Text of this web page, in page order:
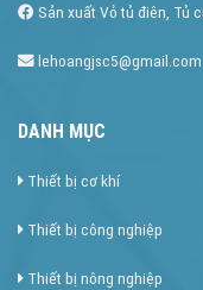
Sản xuất Vỏ tủ điên, Tủ
lehoangjsc5@gmail.com
DANH MỤC
Thiết bị cơ khí
Thiết bị công nghiệp
Thiết bị nông nghiệp